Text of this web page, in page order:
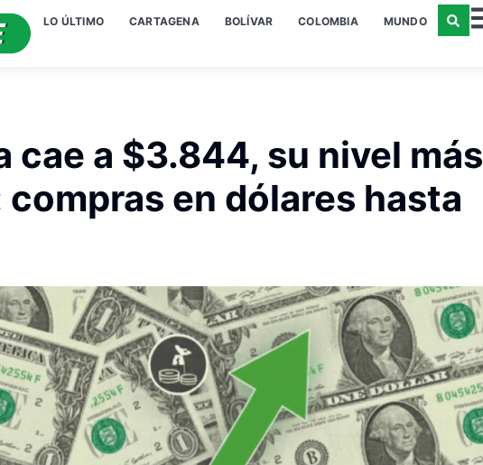
LO ÚLTIMO CARTAGENA BOLÍVAR COLOMBIA MUNDO
cae a $3.844, su nivel más
compras en dólares hasta